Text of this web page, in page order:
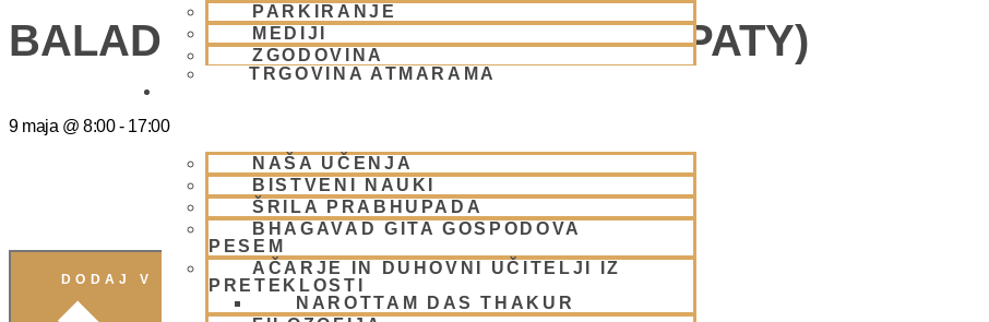
PARKIRANJE
MEDIJI
ZGODOVINA
TRGOVINA ATMARAMA
NAŠA UČENJA
BISTVENI NAUKI
ŠRILA PRABHUPADA
BHAGAVAD GITA GOSPODOVA
PESEM
AČARJE IN DUHOVNI UČITELJI IZ
PRETEKLOSTI
NAROTTAM DAS THAKUR
BALADEV DAS ( ISKCON CHOWPATY)
9 maja @8:00 - 17:00
DODAJ V KOLEDAR